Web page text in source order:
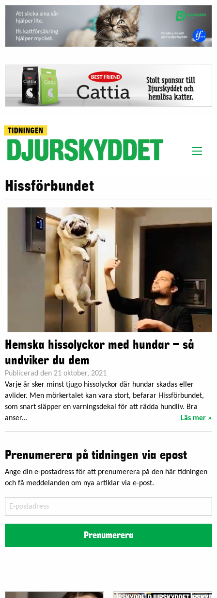
Hissförbundet
Hemska hissolyckor med hundar – så
undviker du dem
Publicerad den 21 oktober, 2021
Varje år sker minst tjugo hissolyckor där hundar skadas eller
avlider. Men mörkertalet kan vara stort, befarar Hissförbundet,
som snart släpper en varningsdekal för att rädda hundliv. Bra
anser...
Läs mer »
Prenumerera på tidningen via epost
Ange din e-postadress för att prenumerera på den här tidningen
och få meddelanden om nya artiklar via e-post.
postadress
Prenumerera